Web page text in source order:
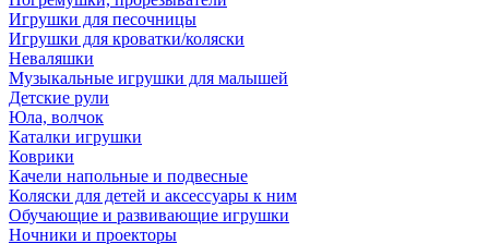
Игрушки для песочницы
Игрушки для кроватки/коляски
Неваляшки
Музыкальные игрушки для малышей
Детские рули
Юла, волчок
Каталки игрушки
Коврики
Качели напольные и подвесные
Коляски для детей и аксессуары к ним
Обучающие и развивающие игрушки
Ночники и проекторы